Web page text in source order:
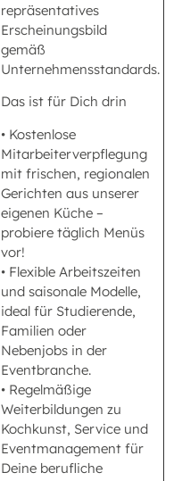
repräsentatives
Erscheinungsbild
gemäß
Unternehmensstandards.
Das ist für Dich drin
• Kostenlose
Mitarbeiterverpflegung
mit frischen, regionalen
Gerichten aus unserer
eigenen Küche –
probiere täglich Menüs
vor!
• Flexible Arbeitszeiten
und saisonale Modelle,
ideal für Studierende,
Familien oder
Nebenjobs in der
Eventbranche.
• Regelmäßige
Weiterbildungen zu
Kochkunst, Service und
Eventmanagement für
Deine berufliche